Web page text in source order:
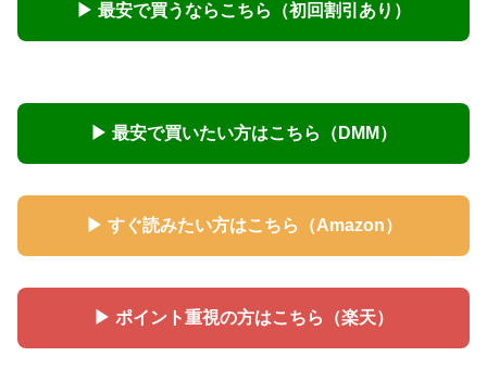
▶ 最安で買うならこちら（初回割引あり）
▶ 最安で買いたい方はこちら（DMM）
▶ すぐ読みたい方はこちら（Amazon）
▶ ポイント重視の方はこちら（楽天）